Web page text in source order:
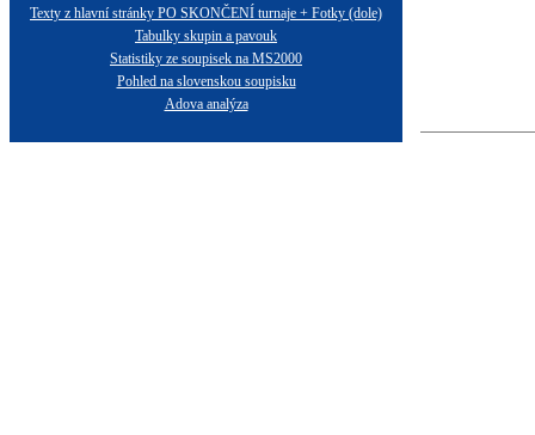
Texty z hlavní stránky PO SKONČENÍ turnaje + Fotky (dole)
Tabulky skupin a pavouk
Statistiky ze soupisek na MS2000
Pohled na slovenskou soupisku
Adova analýza